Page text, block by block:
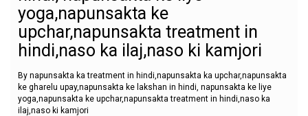
yoga,napunsakta ke
upchar,napunsakta treatment in
hindi,naso ka ilaj,naso ki kamjori
By napunsakta ka treatment in hindi,napunsakta ka upchar,napunsakta
ke gharelu upay,napunsakta ke lakshan in hindi, napunsakta ke liye
yoga,napunsakta ke upchar,napunsakta treatment in hindi,naso ka
ilaj,naso ki kamjori